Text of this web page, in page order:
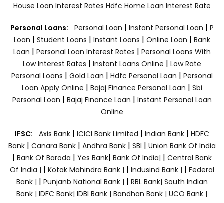
House Loan Interest Rates Hdfc Home Loan Interest Rate
Personal Loans: Personal Loan | Instant Personal Loan | P
Loan | Student Loans | Instant Loans | Online Loan | Bank
Loan | Personal Loan Interest Rates | Personal Loans With
Low Interest Rates | Instant Loans Online | Low Rate
Personal Loans | Gold Loan | Hdfc Personal Loan | Personal
Loan Apply Online | Bajaj Finance Personal Loan | Sbi
Personal Loan | Bajaj Finance Loan | Instant Personal Loan
Online
IFSC: Axis Bank | ICICI Bank Limited | Indian Bank | HDFC
Bank| Canara Bank | Andhra Bank| SBI | Union Bank Of India
| Bank Of Baroda | Yes Bank| Bank Of India| | Central Bank
Of India | | Kotak Mahindra Bank | | Indusind Bank | | Federal
Bank | | Punjanb National Bank | | RBL Bank| South Indian
Bank | IDFC Bank| IDBI Bank | Bandhan Bank | UCO Bank |